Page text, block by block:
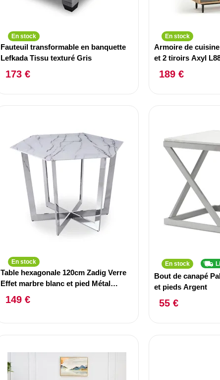
En stock
Fauteuil transformable en banquette
Lefkada Tissu texturé Gris
173 €
En stock
Armoire de
et 2 tiroirs Axyl
Anthracite
189 €
En stock
Table hexagonale 120cm Zadig Verre
Effet marbre blanc et pied Métal
Argent
149 €
En stock
Bout de canapé
et pieds Argent
55 €